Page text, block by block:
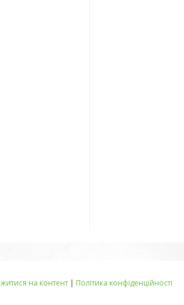
на контент | Політика конфіденційності